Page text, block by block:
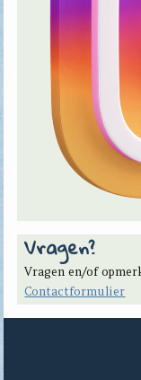
Vragen?
Vragen en/of
Contactformulier